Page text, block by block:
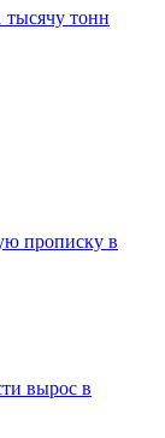
тысячу тонн
прописку в
вырос в